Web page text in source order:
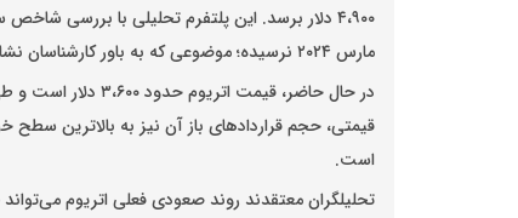
۴،۹۰۰ دلار برسد. این پلتفرم تحلیلی با بررسی
مارس ۲۰۲۴ نرسیده؛ موضوعی که به باور کارشناسان نشان‌دهنده فضای رشد بیشتر برای ETH است.
قیمتی، حجم قرارداد‌های باز آن نیز به بالاترین سطح
است.
تحلیلگران معتقدند روند صعودی فعلی اتریوم